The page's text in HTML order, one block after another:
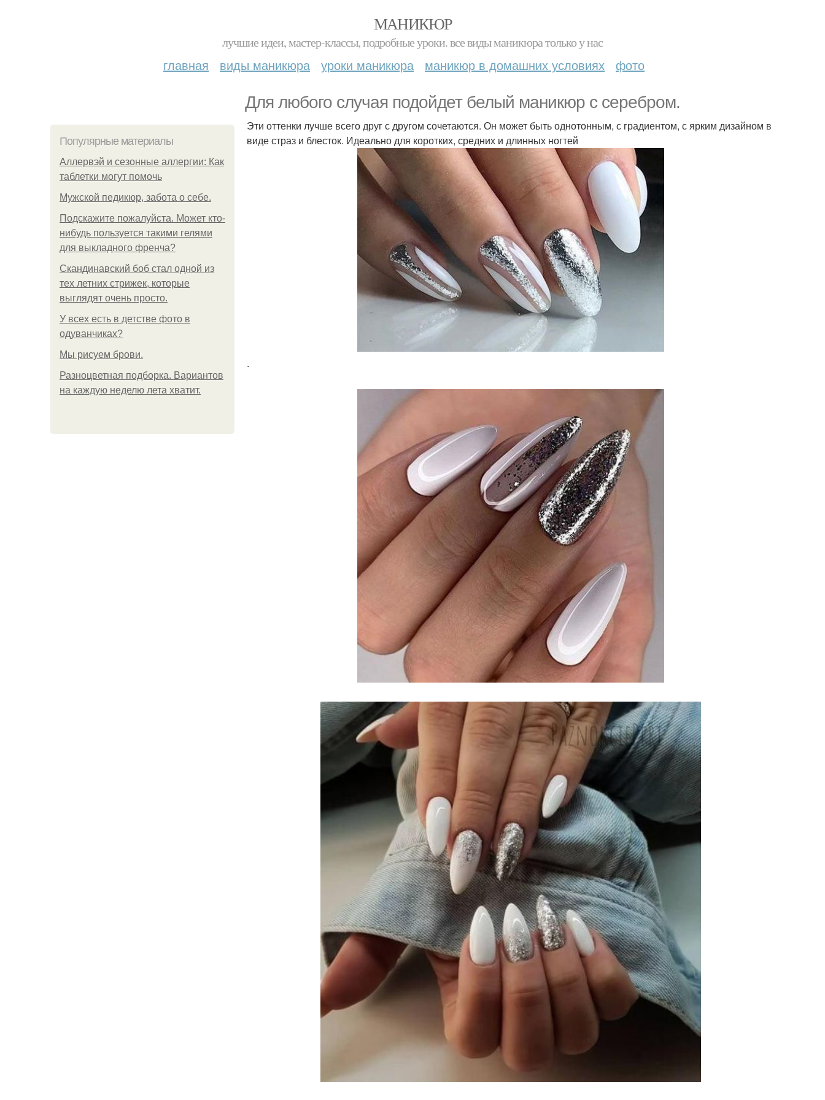
МАНИКЮР
лучшие идеи, мастер-классы, подробные уроки. все виды маникюра только у нас
главная виды маникюра уроки маникюра маникюр в домашних условиях фото
Для любого случая подойдет белый маникюр с серебром.
Популярные материалы
Аллервэй и сезонные аллергии: Как
таблетки могут помочь
Мужской педикюр, забота о себе.
Подскажите пожалуйста. Может кто-
нибудь пользуется такими гелями
для выкладного френча?
Скандинавский боб стал одной из
тех летних стрижек, которые
выглядят очень просто.
У всех есть в детстве фото в
одуванчиках?
Мы рисуем брови.
Разноцветная подборка. Вариантов
на каждую неделю лета хватит.
Эти оттенки лучше всего друг с другом сочетаются. Он может быть однотонным, с градиентом, с ярким дизайном в
виде страз и блесток. Идеально для коротких, средних и длинных ногтей
.